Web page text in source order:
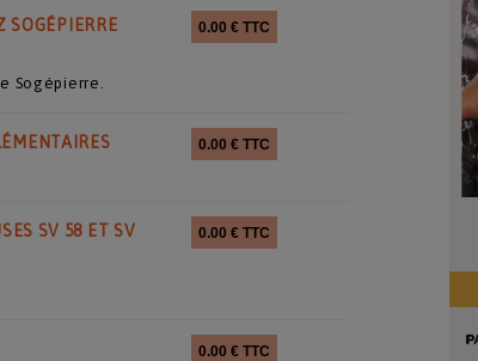
SOGÉPIERRE
Sogépierre.
0.00 € TTC
0.00 € TTC
SV 58 ET SV
0.00 € TTC
0.00 € TTC